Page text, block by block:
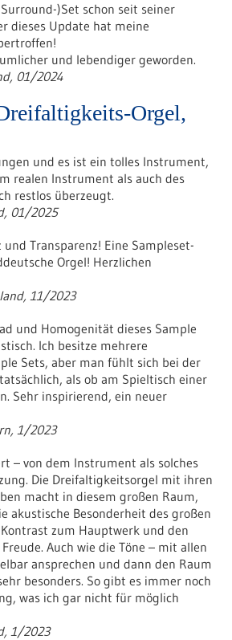
)Set schon seit seiner
dieses Update hat meine
und lebendiger geworden.
01/2024
Orgel,
und es ist ein tolles Instrument,
realen Instrument als auch des
restlos überzeugt.
01/2025
Transparenz! Eine Sampleset-
Orgel! Herzlichen
11/2023
und Homogenität dieses Sample
Ich besitze mehrere
Sets, aber man fühlt sich bei der
als ob am Spieltisch einer
Sehr inspirierend, ein neuer
1/2023
– von dem Instrument als solches
Die Dreifaltigkeitsorgel mit ihren
macht in diesem großen Raum,
akustische Besonderheit des großen
zum Hauptwerk und den
Auch wie die Töne – mit allen
ansprechen und dann den Raum
besonders. So gibt es immer noch
was ich gar nicht für möglich
1/2023